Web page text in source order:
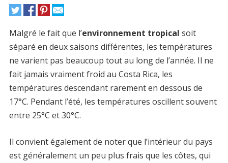
Malgré le fait que l’environnement tropical soit
séparé en deux saisons différentes, les températures
ne varient pas beaucoup tout au long de l’année. Il ne
fait jamais vraiment froid au Costa Rica, les
températures descendant rarement en dessous de
17°C. Pendant l’été, les températures oscillent souvent
entre 25°C et 30°C.
Il convient également de noter que l’intérieur du pays
est généralement un peu plus frais que les côtes, qui